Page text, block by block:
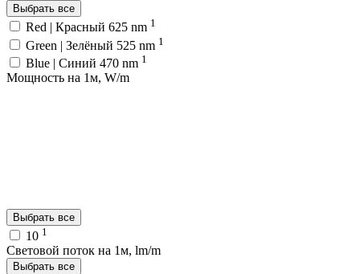
Выбрать все
Red | Красный 625 nm 1
Green | Зелёный 525 nm 1
Blue | Синий 470 nm 1
Мощность на 1м, W/m
Выбрать все
10 1
Световой поток на 1м, lm/m
Выбрать все